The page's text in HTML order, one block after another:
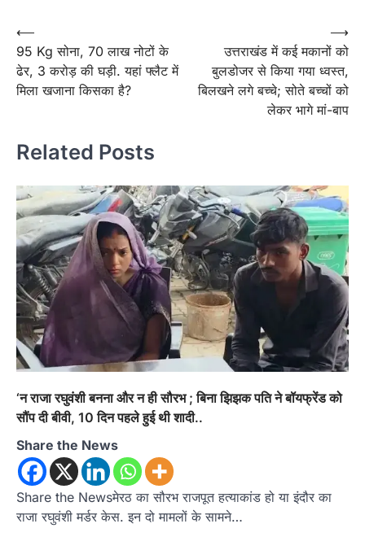
Post
navigation
⟵
95 Kg सोना, 70 लाख नोटों के
ढेर, 3 करोड़ की घड़ी. यहां फ्लैट में
मिला खजाना किसका है?
उत्तराखंड में कई मकानों को
बुलडोजर से किया गया ध्वस्त,
बिलखने लगे बच्चे; सोते बच्चों को
लेकर भागे मां-बाप
⟶
Related Posts
‘न राजा रघुवंशी बनना और न ही सौरभ ; बिना झिझक पति ने बॉयफ्रेंड को
सौंप दी बीवी, 10 दिन पहले हुई थी शादी..
Share the News
Share the Newsमेरठ का सौरभ राजपूत हत्याकांड हो या इंदौर का
राजा रघुवंशी मर्डर केस. इन दो मामलों के सामने…